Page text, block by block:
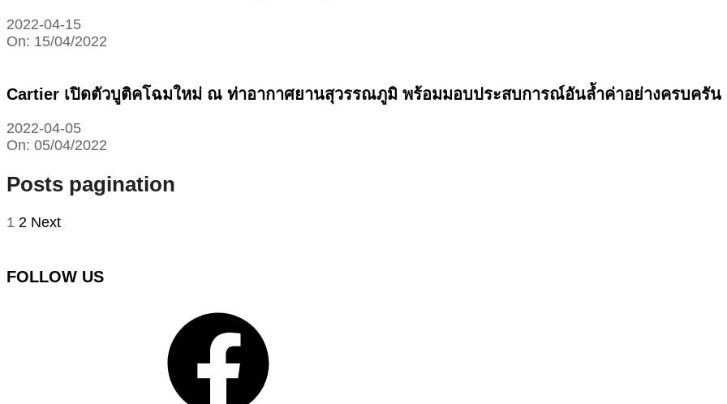
2022-04-15
On: 15/04/2022
Cartier เปิดตัวบูติคโฉมใหม่ ณ ท่าอากาศยานสุวรรณภูมิ พร้อมมอบประสบการณ์อันล้ำค่าอย่างครบครัน
2022-04-05
On: 05/04/2022
Posts pagination
1 2 Next
FOLLOW US